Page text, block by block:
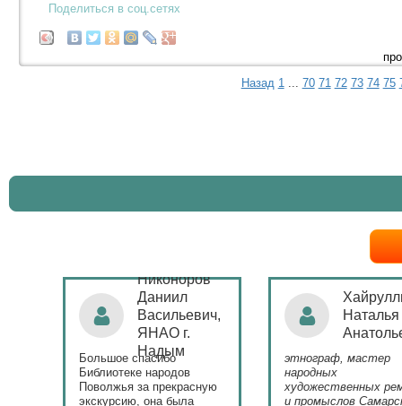
Поделиться в соц.сетях
Назад 1 ... 70 71 72 73 74 75
Никоноров
Даниил
Васильевич,
ЯНАО г.
Надым
Большое спасибо
Библиотеке народов
Поволжья за прекрасную
экскурсию, она была
Наталья
этнограф, мастер
народных
художественных
и промыслов